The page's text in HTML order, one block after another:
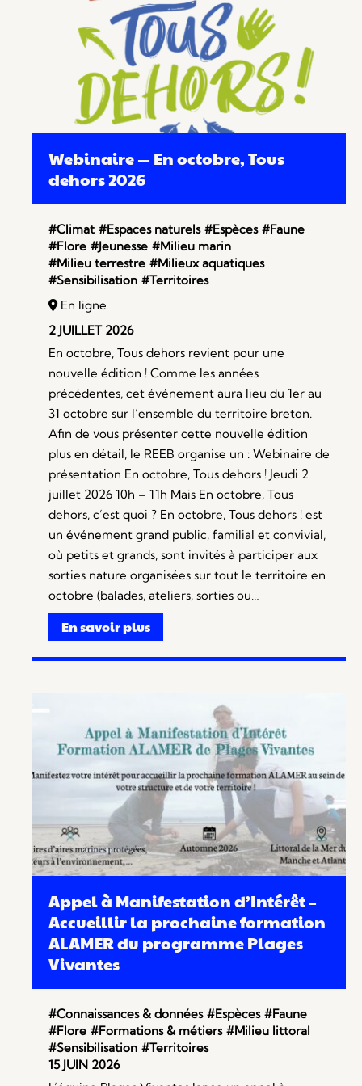
Webinaire — En octobre, Tous
dehors 2026
#Climat #Espaces naturels #Espèces #Faune
#Flore #Jeunesse #Milieu marin
#Milieu terrestre #Milieux aquatiques
#Sensibilisation #Territoires
En ligne
2 JUILLET 2026
En octobre, Tous dehors revient pour une
nouvelle édition ! Comme les années
précédentes, cet événement aura lieu du 1er au
31 octobre sur l’ensemble du territoire breton.
Afin de vous présenter cette nouvelle édition
plus en détail, le REEB organise un : Webinaire de
présentation En octobre, Tous dehors ! Jeudi 2
juillet 2026 10h – 11h Mais En octobre, Tous
dehors, c’est quoi ? En octobre, Tous dehors ! est
un événement grand public, familial et convivial,
où petits et grands, sont invités à participer aux
sorties nature organisées sur tout le territoire en
octobre (balades, ateliers, sorties ou…
En savoir plus
Appel à Manifestation d’Intérêt –
Accueillir la prochaine formation
ALAMER du programme Plages
Vivantes
#Connaissances & données #Espèces #Faune
#Flore #Formations & métiers #Milieu littoral
#Sensibilisation #Territoires
15 JUIN 2026